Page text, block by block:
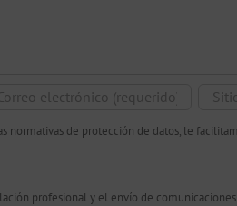
normativas de protección de datos, le
profesional y el envío de